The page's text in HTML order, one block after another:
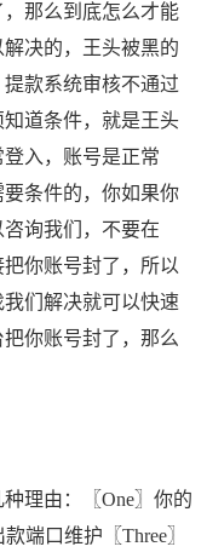
那么到底怎么才能
决的，王头被黑的
款系统审核不通过
道条件，就是王头
入，账号是正常
条件的，你如果你
询我们，不要在
你账号封了，所以
们解决就可以快速
你账号封了，那么
理由：〖One〗你的
端口维护〖Three〗